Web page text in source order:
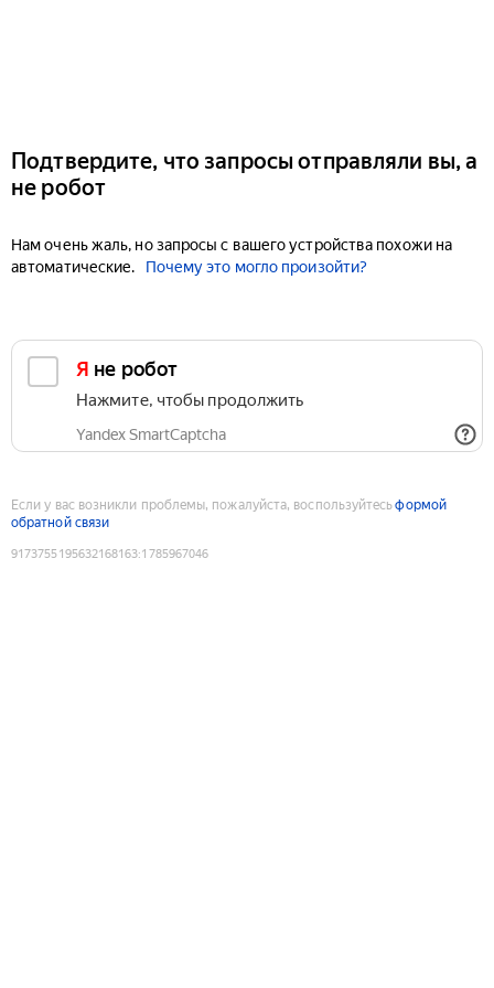
Подтвердите, что запросы отправляли вы, а
не робот
Нам очень жаль, но запросы с вашего устройства похожи на
автоматические.
Почему это могло произойти?
Я не робот
Нажмите, чтобы продолжить
Yandex SmartCaptcha
Если у вас возникли проблемы, пожалуйста, воспользуйтесьформой
обратной связи
9173755195632168163:1785967046